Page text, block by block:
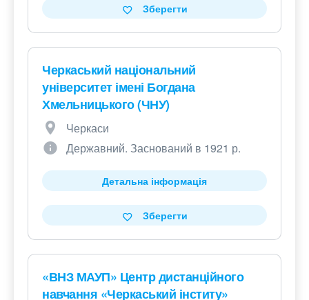
Зберегти
Черкаський національний
університет імені Богдана
Хмельницького (ЧНУ)
Черкаси
Державний. Заснований в 1921 р.
Детальна інформація
Зберегти
«ВНЗ МАУП» Центр дистанційного
навчання «Черкаський інститу»